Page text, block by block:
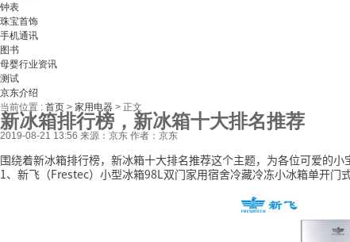
钟表
珠宝首饰
手机通讯
图书
母婴行业资讯
测试
京东介绍
当前位置 : 首页 > 家用电器 > 正文
新冰箱排行榜，新冰箱十大排名推荐
2019-08-21 13:56 来源：京东 作者：京东
围绕着新冰箱排行榜，新冰箱十大排名推荐这个主题，为各位可爱的
1、新飞（Frestec）小型冰箱98L双门家用宿舍冷藏冷冻小冰箱单开门